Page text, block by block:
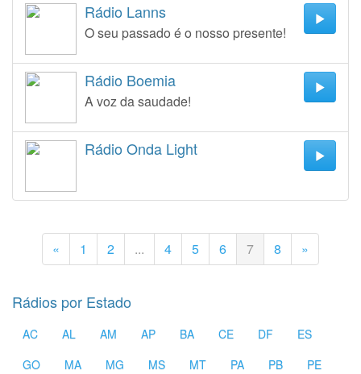
Rádio Lanns
O seu passado é o nosso presente!
Rádio Boemia
A voz da saudade!
Rádio Onda Light
« 1 2 ... 4 5 6 7 8 »
Rádios por Estado
AC AL AM AP BA CE DF
ES
GO
MA MG MS MT PA PB
PE